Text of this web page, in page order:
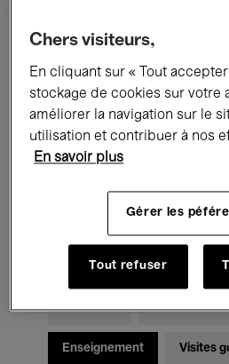
Tous les événements
Expositions Films
Rencontres & Débats
Musique classique
Musique électronique
Pour tous Kids’ Palace
Enseignement Visites
Chers visiteurs,
En cliquant sur « Tout
stockage de cookies sur votre
améliorer la navigation sur le
utilisation et contribuer à nos
En savoir plus
Gérer les
Tout refuser